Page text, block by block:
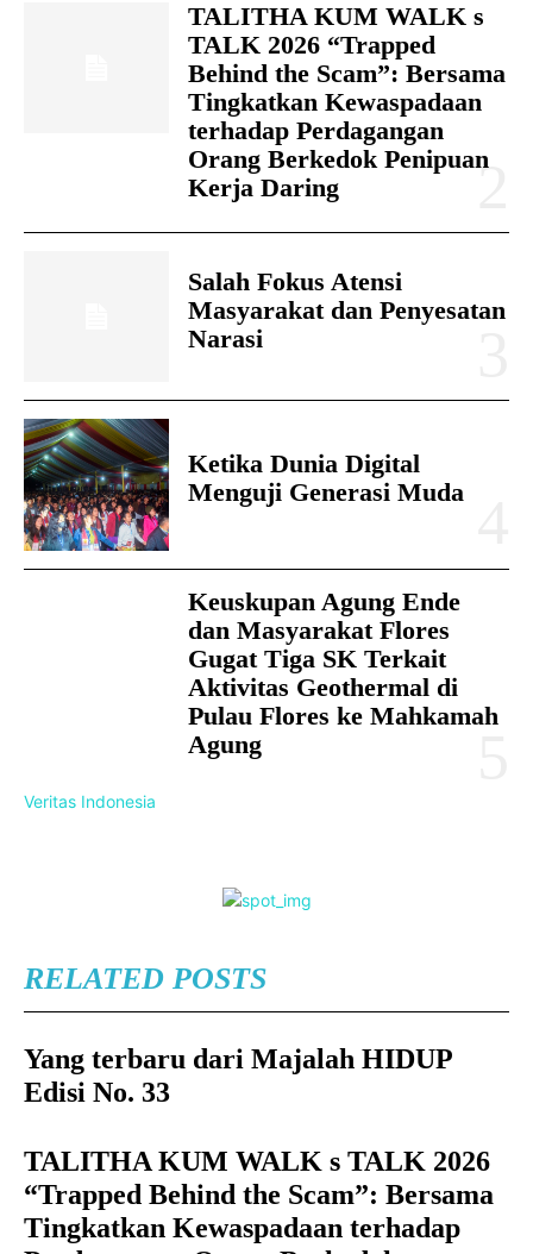
TALITHA KUM WALK s
TALK 2026 “Trapped
Behind the Scam”: Bersama
Tingkatkan Kewaspadaan
terhadap Perdagangan
Orang Berkedok Penipuan
Kerja Daring
Salah Fokus Atensi
Masyarakat dan Penyesatan
Narasi
Ketika Dunia Digital
Menguji Generasi Muda
Keuskupan Agung Ende
dan Masyarakat Flores
Gugat Tiga SK Terkait
Aktivitas Geothermal di
Pulau Flores ke Mahkamah
Agung
Veritas Indonesia
RELATED POSTS
Yang terbaru dari Majalah HIDUP
Edisi No. 33
TALITHA KUM WALK s TALK 2026
“Trapped Behind the Scam”: Bersama
Tingkatkan Kewaspadaan terhadap